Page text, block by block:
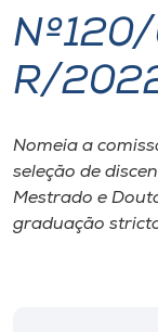
I.nova
Cultura
R/
Nomeia a
seleção de
Mestrado e
graduação